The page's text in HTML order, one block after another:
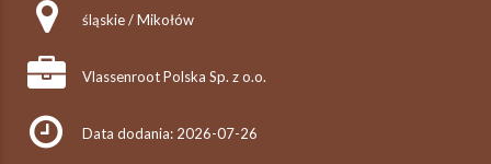
śląskie / Mikołów
Vlassenroot Polska Sp. z o.o.
Data dodania: 2026-07-26